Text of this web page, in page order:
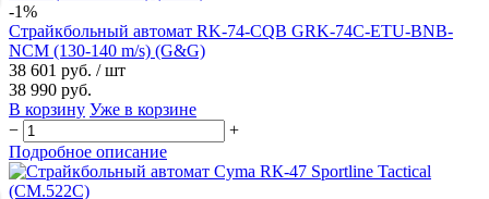
-1%
Страйкбольный автомат RK-74-CQB GRK-74C-ETU-BNB-
NCM (130-140 m/s) (G&G)
38 601 руб. / шт
38 990 руб.
В корзину Уже в корзине
−
+
Подробное описание